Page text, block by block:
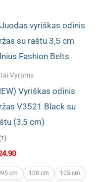
Vyrams
Vyriškas odinis
V3521 Black su
(3,5 cm)
cm 100 cm
105 cm